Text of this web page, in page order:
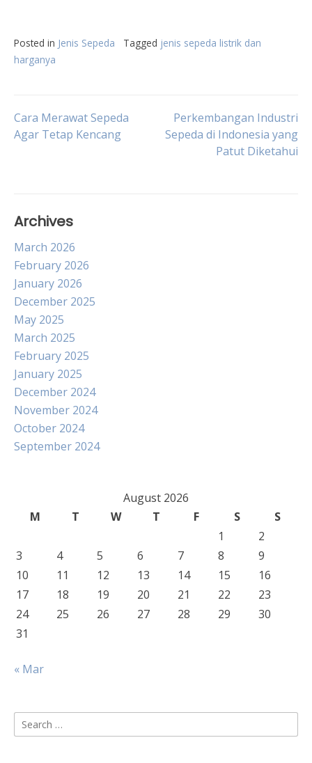
Posted in Jenis Sepeda Tagged jenis sepeda listrik dan
harganya
Post
Cara Merawat Sepeda
Agar Tetap Kencang
Perkembangan Industri
Sepeda di Indonesia yang
Patut Diketahui
Archives
March 2026
February 2026
January 2026
December 2025
May 2025
March 2025
February 2025
January 2025
December 2024
November 2024
October 2024
September 2024
August 2026
M
T W T F S
S
1
2
3
4 5 6 7 8
9
10
11 12 13 14 15
16
17
18 19 20 21 22
23
24
25 26 27 28 29
30
31
« Mar
Search
for: